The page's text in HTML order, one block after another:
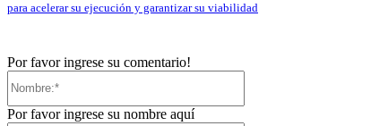
para acelerar su ejecución y garantizar su viabilidad
Por favor ingrese su comentario!
Por favor ingrese su nombre aquí